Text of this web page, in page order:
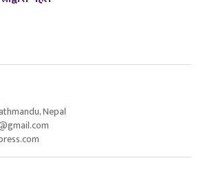
Nepal